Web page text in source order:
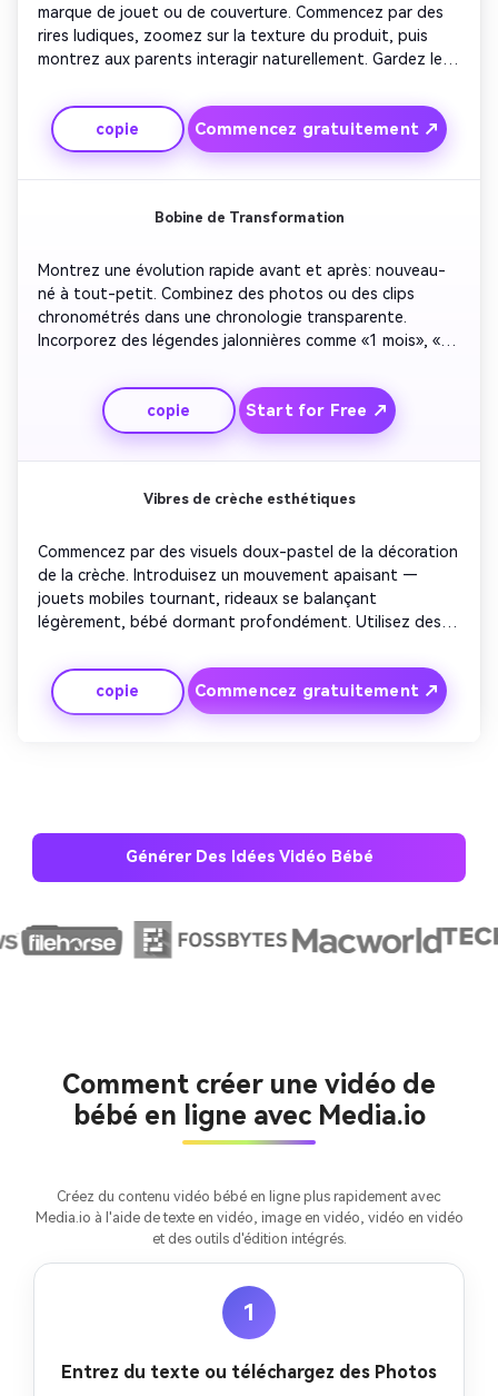
marque de jouet ou de couverture. Commencez par des
rires ludiques, zoomez sur la texture du produit, puis
montrez aux parents interagir naturellement. Gardez les
soulignant le confort, la sécurité ou la joie. Idéal pour les
spécialistes du marketing ou les petites boutiques
créant des publicités sociales axées sur les produits
bébé.
copie Commencez gratuitement ↗
Bobine de Transformation
Montrez une évolution rapide avant et après: nouveau-
né à tout-petit. Combinez des photos ou des clips
chronométrés dans une chronologie transparente.
Incorporez des légendes jalonnières comme «1 mois», «6
optimiste. Terminez avec un cadre final fort montrant un
tout-petit souriant agitant. Idéal pour les
rétrospectives émotionnelles ou les vidéos de
copie Start for Free ↗
Vibres de crèche esthétiques
Commencez par des visuels doux-pastel de la décoration
de la crèche. Introduisez un mouvement apaisant —
jouets mobiles tournant, rideaux se balançant
légèrement, bébé dormant profondément. Utilisez des
un ton calme. Superposer des légendes minimalistes
décrivant l'amour et la paix. Parfait pour créer un contenu
esthétique relaxant pour les flux sociaux et les comptes
copie Commencez gratuitement ↗
Générer Des Idées Vidéo Bébé
Comment créer une vidéo de
bébé en ligne avec Media.io
Créez du contenu vidéo bébé en ligne plus rapidement avec
Media.io à l'aide de texte en vidéo, image en vidéo, vidéo en vidéo
et des outils d'édition intégrés.
1
Entrez du texte ou téléchargez des Photos
Créez des images IA
Créer Gratuitement
→